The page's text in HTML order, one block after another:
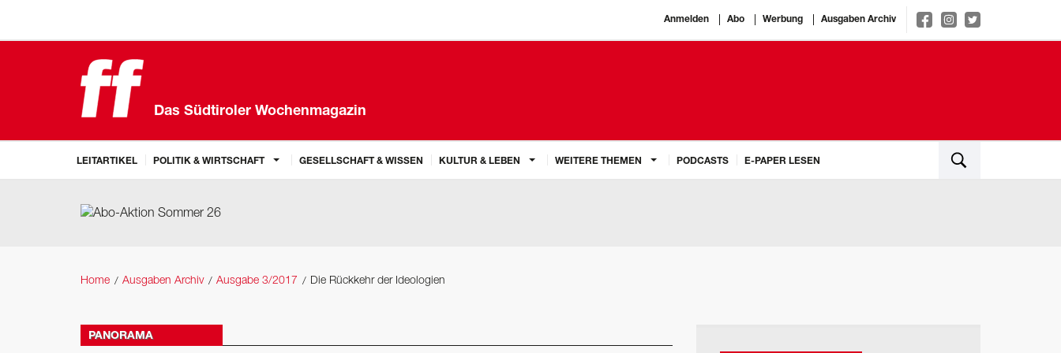
Anmelden Abo Werbung Ausgaben Archiv
Das Südtiroler Wochenmagazin
LEITARTIKEL POLITIK & WIRTSCHAFT GESELLSCHAFT & WISSEN KULTUR & LEBEN WEITERE THEMEN PODCASTS E-PAPER LESEN
Home Ausgaben Archiv Ausgabe 3/2017 Die Rückkehr der Ideologien
PANORAMA